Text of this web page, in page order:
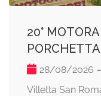
20°
PORCHETTA
28/08/2026 -
Villetta San